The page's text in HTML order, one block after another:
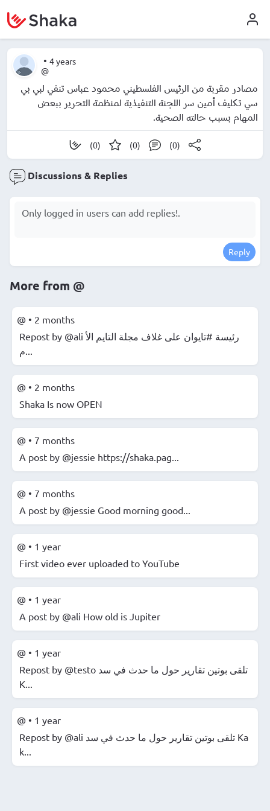
• 4 years
@
مصادر مقربة من الرئيس الفلسطيني محمود عباس تنفي لبي بي
سي تكليف أمين سر اللجنة التنفيذية لمنظمة التحرير ببعض
المهام بسبب حالته الصحية.
(0) (0) (0)
Discussions & Replies
Reply
More from @
@ • 2 months
Repost by @ali رئيسة #تايوان على غلاف مجلة التايم الأ
@ • 2 months
Shaka Is now OPEN
@ • 7 months
A post by @jessie https://shaka.pag...
@ • 7 months
A post by @jessie Good morning good...
@ • 1 year
First video ever uploaded to YouTube
@ • 1 year
A post by @ali How old is Jupiter
@ • 1 year
Repost by @testo ️تلقى بوتين تقارير حول ما حدث في سد
K...
@ • 1 year
Repost by @ali ️تلقى بوتين تقارير حول ما حدث في سد Ka
k...